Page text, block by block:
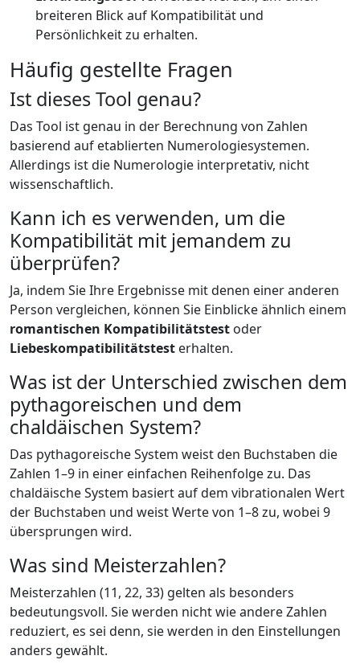
breiteren Blick auf Kompatibilität und
Persönlichkeit zu erhalten.
Häufig gestellte Fragen
Ist dieses Tool genau?
Das Tool ist genau in der Berechnung von Zahlen
basierend auf etablierten Numerologiesystemen.
Allerdings ist die Numerologie interpretativ, nicht
wissenschaftlich.
Kann ich es verwenden, um die
Kompatibilität mit jemandem zu
überprüfen?
Ja, indem Sie Ihre Ergebnisse mit denen einer anderen
Person vergleichen, können Sie Einblicke ähnlich einem
romantischen Kompatibilitätstest oder
Liebeskompatibilitätstest erhalten.
Was ist der Unterschied zwischen dem
pythagoreischen und dem
chaldäischen System?
Das pythagoreische System weist den Buchstaben die
Zahlen 1–9 in einer einfachen Reihenfolge zu. Das
chaldäische System basiert auf dem vibrationalen Wert
der Buchstaben und weist Werte von 1–8 zu, wobei 9
übersprungen wird.
Was sind Meisterzahlen?
Meisterzahlen (11, 22, 33) gelten als besonders
bedeutungsvoll. Sie werden nicht wie andere Zahlen
reduziert, es sei denn, sie werden in den Einstellungen
anders gewählt.